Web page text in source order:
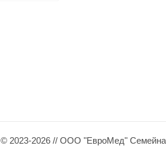
© 2023-2026 // ООО "ЕвроМед"